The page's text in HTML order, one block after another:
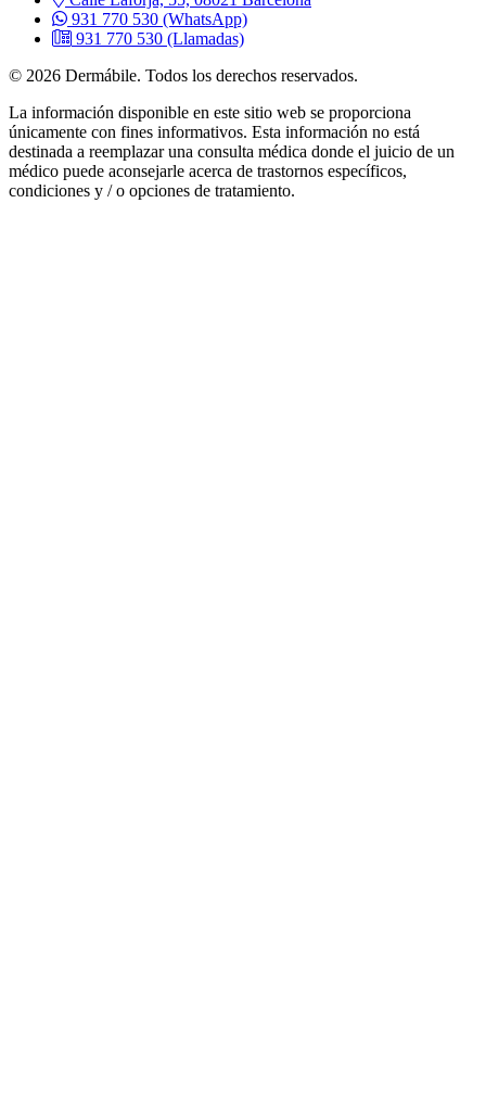
931 770 530 (WhatsApp)
931 770 530 (Llamadas)
© 2026 Dermábile. Todos los derechos reservados.
La información disponible en este sitio web se proporciona
únicamente con fines informativos. Esta información no está
destinada a reemplazar una consulta médica donde el juicio de un
médico puede aconsejarle acerca de trastornos específicos,
condiciones y / o opciones de tratamiento.